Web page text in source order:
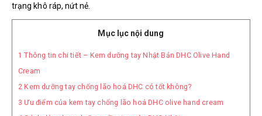
trạng khô ráp, nứt nẻ.
Mục lục nội dung
1 Thông tin chi tiết – Kem dưỡng tay Nhật Bản DHC Olive Hand
Cream
2 Kem dưỡng tay chống lão hoá DHC có tốt không?
3 Ưu điểm của kem tay chống lão hoá DHC olive hand cream